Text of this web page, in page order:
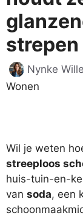
strepen
Nynke
Wonen
Wil je weten
streeploos
huis-tuin-en-
van soda, een